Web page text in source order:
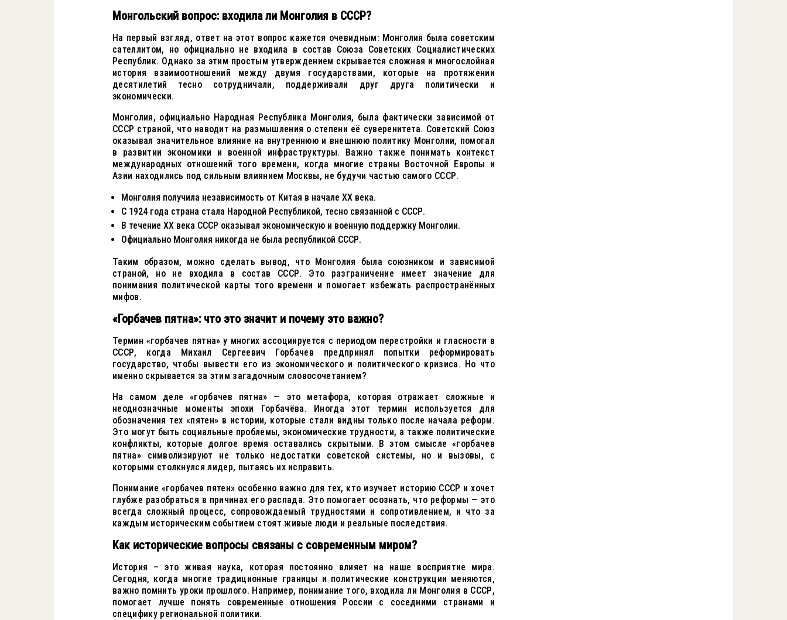
Монгольский вопрос: входила ли Монголия в СССР?
На первый взгляд, ответ на этот вопрос кажется очевидным: Монголия была советским
сателлитом, но официально не входила в состав Союза Советских Социалистических
Республик. Однако за этим простым утверждением скрывается сложная и многослойная
история взаимоотношений между двумя государствами, которые на протяжении
десятилетий тесно сотрудничали, поддерживали друг друга политически и
экономически.
Монголия, официально Народная Республика Монголия, была фактически зависимой от
СССР страной, что наводит на размышления о степени её суверенитета. Советский Союз
оказывал значительное влияние на внутреннюю и внешнюю политику Монголии, помогал
в развитии экономики и военной инфраструктуры. Важно также понимать контекст
международных отношений того времени, когда многие страны Восточной Европы и
Азии находились под сильным влиянием Москвы, не будучи частью самого СССР.
Монголия получила независимость от Китая в начале XX века.
С 1924 года страна стала Народной Республикой, тесно связанной с СССР.
В течение XX века СССР оказывал экономическую и военную поддержку Монголии.
Официально Монголия никогда не была республикой СССР.
Таким образом, можно сделать вывод, что Монголия была союзником и зависимой
страной, но не входила в состав СССР. Это разграничение имеет значение для
понимания политической карты того времени и помогает избежать распространённых
мифов.
«Горбачев пятна»: что это значит и почему это важно?
Термин «горбачев пятна» у многих ассоциируется с периодом перестройки и гласности в
СССР, когда Михаил Сергеевич Горбачев предпринял попытки реформировать
государство, чтобы вывести его из экономического и политического кризиса. Но что
именно скрывается за этим загадочным словосочетанием?
На самом деле «горбачев пятна» — это метафора, которая отражает сложные и
неоднозначные моменты эпохи Горбачёва. Иногда этот термин используется для
обозначения тех «пятен» в истории, которые стали видны только после начала реформ.
Это могут быть социальные проблемы, экономические трудности, а также политические
конфликты, которые долгое время оставались скрытыми. В этом смысле «горбачев
пятна» символизируют не только недостатки советской системы, но и вызовы, с
которыми столкнулся лидер, пытаясь их исправить.
Понимание «горбачев пятен» особенно важно для тех, кто изучает историю СССР и хочет
глубже разобраться в причинах его распада. Это помогает осознать, что реформы — это
всегда сложный процесс, сопровождаемый трудностями и сопротивлением, и что за
каждым историческим событием стоят живые люди и реальные последствия.
Как исторические вопросы связаны с современным миром?
История – это живая наука, которая постоянно влияет на наше восприятие мира.
Сегодня, когда многие традиционные границы и политические конструкции меняются,
важно помнить уроки прошлого. Например, понимание того, входила ли Монголия в СССР,
помогает лучше понять современные отношения России с соседними странами и
специфику региональной политики.